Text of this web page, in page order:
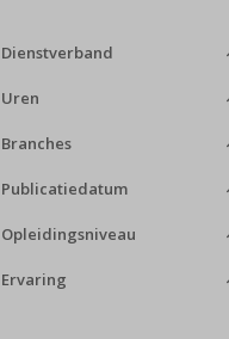
Dienstverband
Uren
Branches
Publicatiedatum
Opleidingsniveau
Ervaring